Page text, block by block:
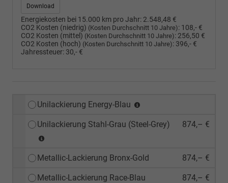
Download
Energiekosten bei 15.000 km pro Jahr: 2.548,48 €
CO2 Kosten (niedrig) (Kosten Durchschnitt 10 Jahre): 108,- €
CO2 Kosten (mittel) (Kosten Durchschnitt 10 Jahre): 256,50 €
CO2 Kosten (hoch) (Kosten Durchschnitt 10 Jahre): 396,- €
Jahressteuer: 30,- €
Unilackierung Energy-Blau
Unilackierung Stahl-Grau (Steel-Grey) 874,– €
Metallic-Lackierung Bronx-Gold 874,– €
Metallic-Lackierung Race-Blau 874,– €